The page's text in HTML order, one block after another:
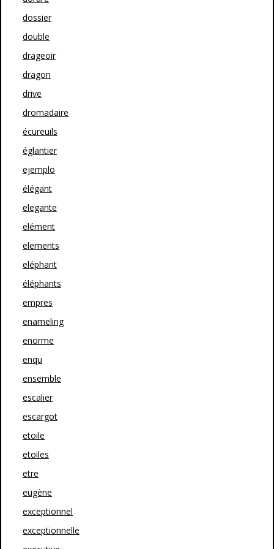
dossier
double
drageoir
dragon
drive
dromadaire
écureuils
églantier
ejemplo
élégant
elegante
elément
elements
eléphant
éléphants
empres
enameling
enorme
enqu
ensemble
escalier
escargot
etoile
etoiles
etre
eugène
exceptionnel
exceptionnelle